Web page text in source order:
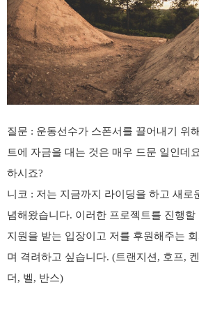
질문 : 운동선수가 스폰서를 끌어내기 위
트에 자금을 대는 것은 매우 드문 일인데요
하시죠?
니코 : 저는 지금까지 라이딩을 하고 새로
념해왔습니다. 이러한 프로젝트를 진행
지원을 받는 입장이고 저를 후원해주는
며 격려하고 싶습니다. (트랜지션 , 호프,
더 , 벨, 반스)